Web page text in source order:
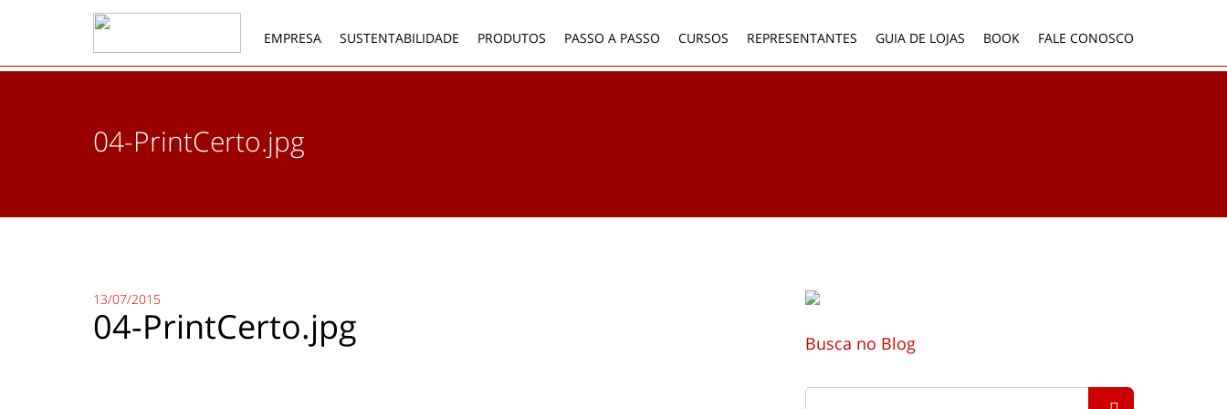
EMPRESA SUSTENTABILIDADE PRODUTOS PASSO A PASSO CURSOS REPRESENTANTES GUIA DE LOJAS BOOK FALE CONOSCO
04-PrintCerto.jpg
13/07/2015
04-PrintCerto.jpg Busca no Blog